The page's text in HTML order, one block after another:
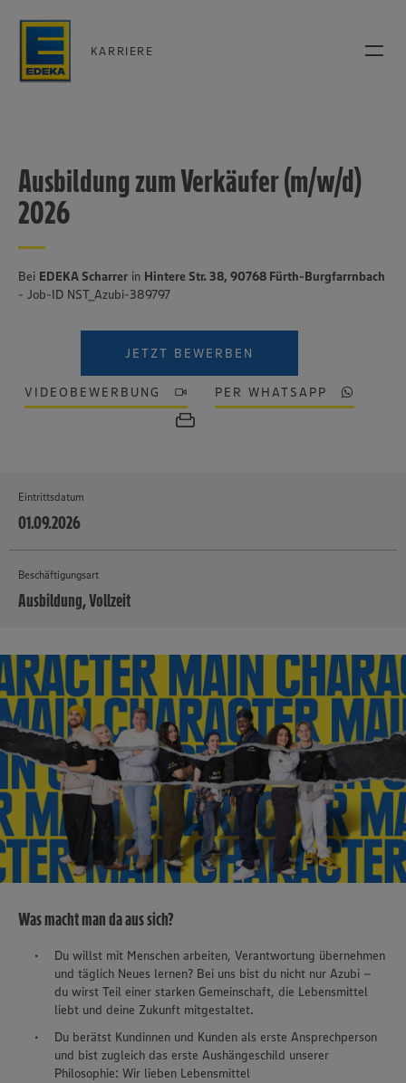
KARRIERE
Ausbildung zum Verkäufer (m/w/d)
2026
Bei EDEKA Scharrer in Hintere Str. 38, 90768 Fürth-Burgfarrnbach
- Job-ID NST_Azubi-389797
JETZT BEWERBEN
VIDEOBEWERBUNG PER WHATSAPP
Eintrittsdatum
01.09.2026
Beschäftigungsart
Ausbildung, Vollzeit
Was macht man da aus sich?
Du willst mit Menschen arbeiten, Verantwortung übernehmen
und täglich Neues lernen? Bei uns bist du nicht nur Azubi –
du wirst Teil einer starken Gemeinschaft, die Lebensmittel
liebt und deine Zukunft mitgestaltet.
Du berätst Kundinnen und Kunden als erste Ansprechperson
und bist zugleich das erste Aushängeschild unserer
Philosophie: Wir lieben Lebensmittel